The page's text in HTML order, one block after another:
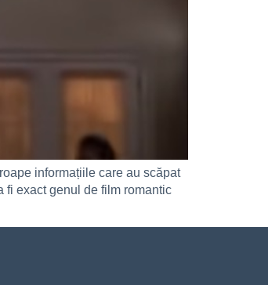
informațiile care au scăpat
fi exact genul de film romantic